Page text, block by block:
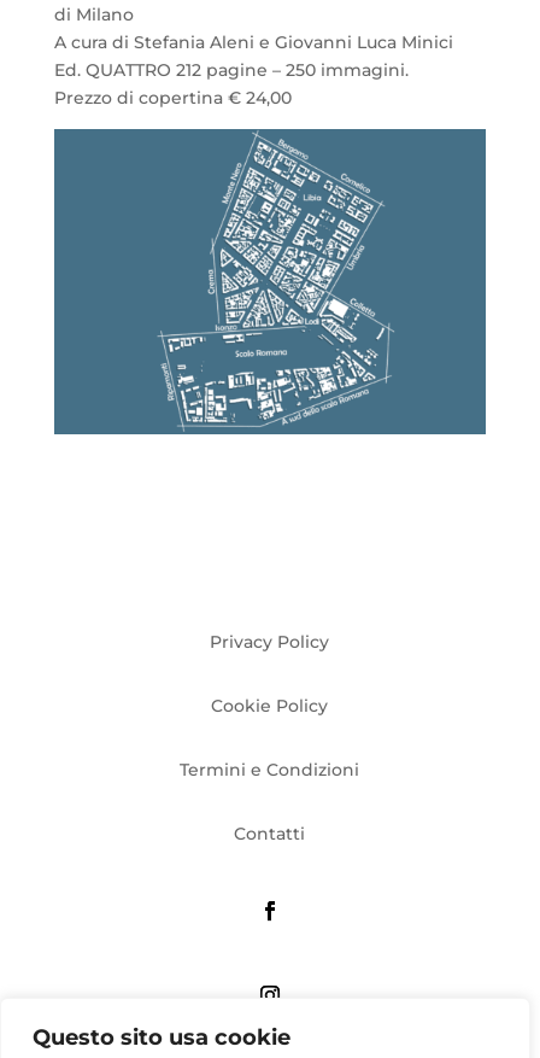
Questo sito usa cookie
di Milano
A cura di Stefania Aleni e Giovanni Luca Minici
Ed. QUATTRO 212 pagine – 250 immagini.
Prezzo di copertina € 24,00
Privacy Policy
Cookie Policy
Termini e Condizioni
Contatti